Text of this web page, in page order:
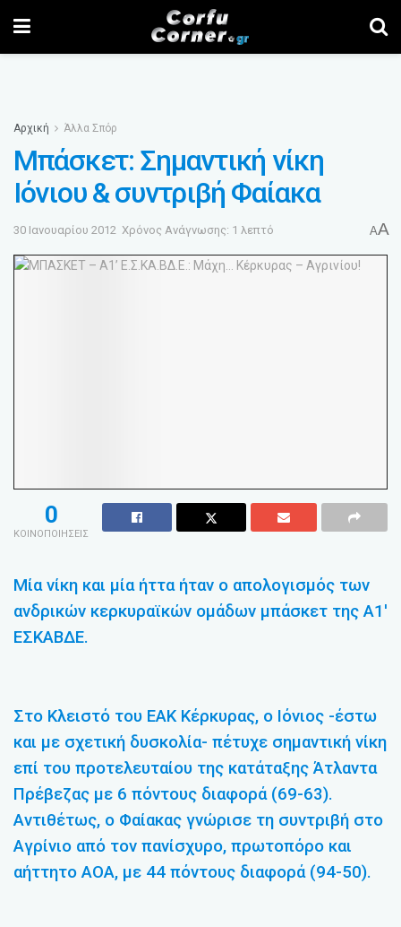
Αρχική Άλλα Σπόρ
Μπάσκετ: Σημαντική νίκη
Ιόνιου & συντριβή Φαίακα
30 Ιανουαρίου 2012 Χρόνος Ανάγνωσης: 1 λεπτό AA
0
ΚΟΙΝΟΠΟΙΗΣΕΙΣ
Μία νίκη και μία ήττα ήταν ο απολογισμός των
ανδρικών κερκυραϊκών ομάδων μπάσκετ της Α1′
ΕΣΚΑΒΔΕ.
Στο Κλειστό του ΕΑΚ Κέρκυρας, ο Ιόνιος -έστω
και με σχετική δυσκολία- πέτυχε σημαντική νίκη
επί του προτελευταίου της κατάταξης Άτλαντα
Πρέβεζας με 6 πόντους διαφορά (69-63).
Αντιθέτως, ο Φαίακας γνώρισε τη συντριβή στο
Αγρίνιο από τον πανίσχυρο, πρωτοπόρο και
αήττητο ΑΟΑ, με 44 πόντους διαφορά (94-50).